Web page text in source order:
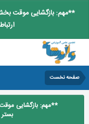
**مهم: بازگشایی موقت
صفحه نخست
**مهم: بازگشایی
بستر